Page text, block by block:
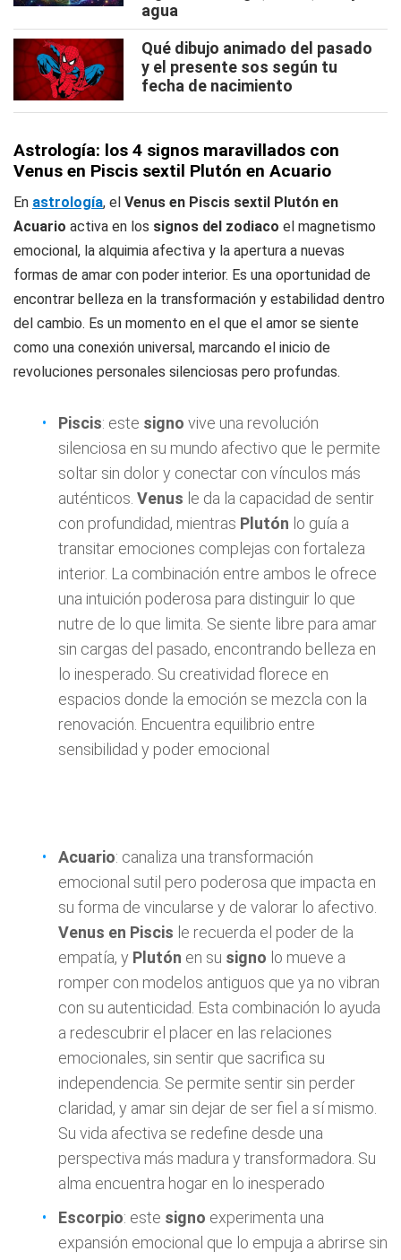
agua
Qué dibujo animado del pasado
y el presente sos según tu
fecha de nacimiento
Astrología: los 4 signos maravillados con
Venus en Piscis sextil Plutón en Acuario
En astrología, el Venus en Piscis sextil Plutón en
Acuario activa en los signos del zodiaco el magnetismo
emocional, la alquimia afectiva y la apertura a nuevas
formas de amar con poder interior. Es una oportunidad de
encontrar belleza en la transformación y estabilidad dentro
del cambio. Es un momento en el que el amor se siente
como una conexión universal, marcando el inicio de
revoluciones personales silenciosas pero profundas.
Piscis: este signo vive una revolución
silenciosa en su mundo afectivo que le permite
soltar sin dolor y conectar con vínculos más
auténticos. Venus le da la capacidad de sentir
con profundidad, mientras Plutón lo guía a
transitar emociones complejas con fortaleza
interior. La combinación entre ambos le ofrece
una intuición poderosa para distinguir lo que
nutre de lo que limita. Se siente libre para amar
sin cargas del pasado, encontrando belleza en
lo inesperado. Su creatividad florece en
espacios donde la emoción se mezcla con la
renovación. Encuentra equilibrio entre
sensibilidad y poder emocional
Acuario: canaliza una transformación
emocional sutil pero poderosa que impacta en
su forma de vincularse y de valorar lo afectivo.
Venus en Piscis le recuerda el poder de la
empatía, y Plutón en su signo lo mueve a
romper con modelos antiguos que ya no vibran
con su autenticidad. Esta combinación lo ayuda
a redescubrir el placer en las relaciones
emocionales, sin sentir que sacrifica su
independencia. Se permite sentir sin perder
claridad, y amar sin dejar de ser fiel a sí mismo.
Su vida afectiva se redefine desde una
perspectiva más madura y transformadora. Su
alma encuentra hogar en lo inesperado
Escorpio: este signo experimenta una
expansión emocional que lo empuja a abrirse sin